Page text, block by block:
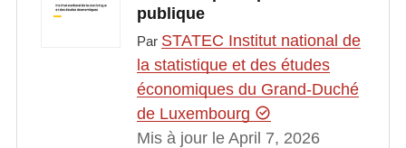
publique
Par STATEC Institut national de
la statistique et des études
économiques du Grand-Duché
de Luxembourg
Mis à jour le April 7, 2026